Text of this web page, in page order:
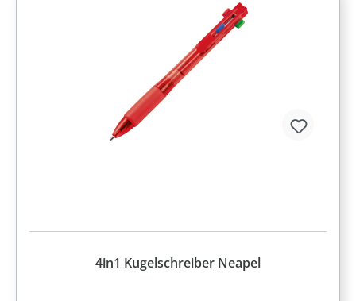
4in1 Kugelschreiber Neapel